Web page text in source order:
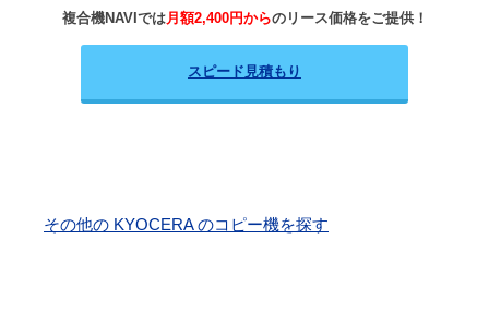
複合機NAVIでは月額2,400円からのリース価格をご提供！
スピード見積もり
その他の KYOCERA のコピー機を探す